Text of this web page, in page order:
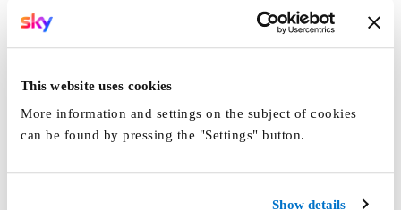
This website uses cookies
More information and settings on the subject of cookies
can be found by pressing the "Settings" button.
Show details
Diese Seite kann nicht